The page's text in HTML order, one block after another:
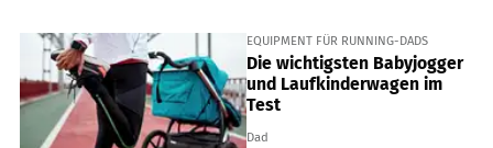
EQUIPMENT FÜR RUNNING-DADS
Die wichtigsten Babyjogger
und Laufkinderwagen im
Test
Dad